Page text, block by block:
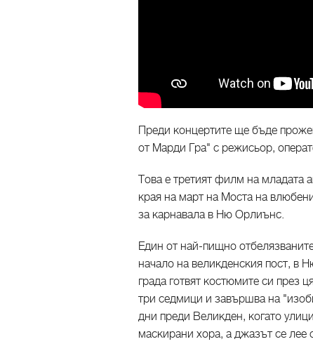
Преди концертите ще бъде
от Марди Гра" с режисьор,
Това е третият филм на младата
края на март на Моста на
за карнавала в Ню Орлиънс.
Един от най-пищно
начало на великденския пост, в
града готвят костюмите си през
три седмици и завършва на
дни преди Великден, когато
маскирани хора, а джазът се лее